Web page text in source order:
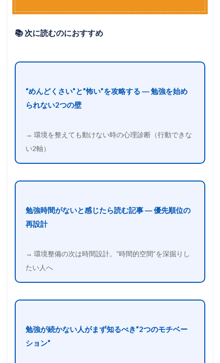
📚 次に読むのにおすすめ
“めんどくさい”と”怖い”を攻略する ― 勉強を始め
られない2つの壁
→ 環境を整えても動けない時の心理診断（行動できな
い2軸）
勉強時間がないと感じたら読む記事 ― 優先順位の
再設計
→ 環境整備の次は時間設計。”時間的空間”を深掘りし
たい人へ
勉強が続かない人がまず知るべき”2つのモチベー
ション”